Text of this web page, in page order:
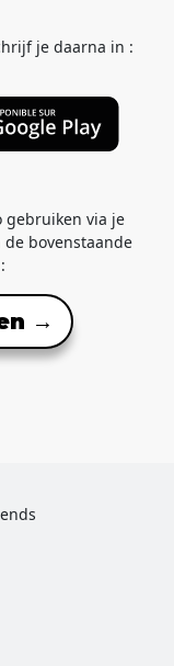
je daarna in :
gebruiken via je
bovenstaande
→